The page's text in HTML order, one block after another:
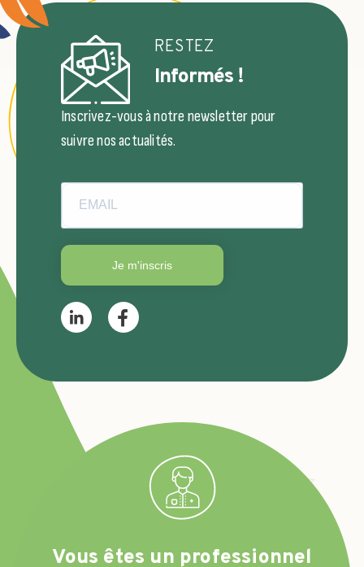
RESTEZ
Informés !
Inscrivez-vous à notre newsletter pour
suivre nos actualités.
Je m'inscris
Vous êtes un professionnel